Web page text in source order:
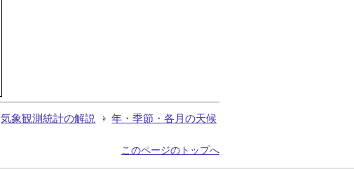
気象観測統計の解説 年・季節・各月の天候
このページのトップへ